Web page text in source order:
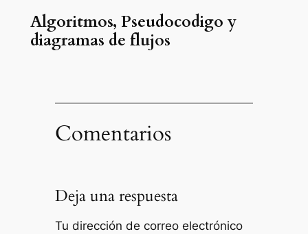
Algoritmos, Pseudocodigo y
diagramas de flujos
Comentarios
Deja una respuesta
Tu dirección de correo electrónico